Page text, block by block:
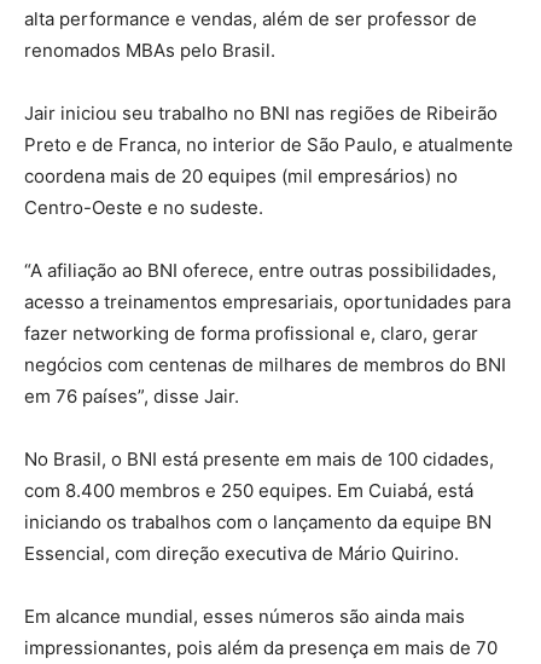
alta performance e vendas, além de ser professor de
renomados MBAs pelo Brasil.
Jair iniciou seu trabalho no BNI nas regiões de Ribeirão
Preto e de Franca, no interior de São Paulo, e atualmente
coordena mais de 20 equipes (mil empresários) no
Centro-Oeste e no sudeste.
“A afiliação ao BNI oferece, entre outras possibilidades,
acesso a treinamentos empresariais, oportunidades para
fazer networking de forma profissional e, claro, gerar
negócios com centenas de milhares de membros do BNI
em 76 países”, disse Jair.
No Brasil, o BNI está presente em mais de 100 cidades,
com 8.400 membros e 250 equipes. Em Cuiabá, está
iniciando os trabalhos com o lançamento da equipe BN
Essencial, com direção executiva de Mário Quirino.
Em alcance mundial, esses números são ainda mais
impressionantes, pois além da presença em mais de 70